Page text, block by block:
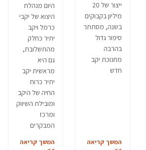
ייצור של 20
מיליון בקבוקים
בשנה, מסתתר
סיפור גדול
בהרבה
מחנוכת יקב
חדש
המשך קריאה
היום מנהלת
היצוא של יקבי
כרמל ויקב
יתיר כחלק
מהתשלובת,
גם היא
מראשית יקב
יתיר כרוח
החיה של היקב
ומובילת השיווק
ומרכז
המבקרים
המשך קריאה